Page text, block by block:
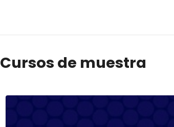
Cursos de muestra